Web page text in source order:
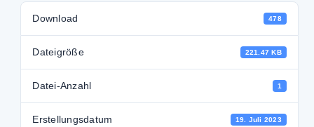
Download 478
Dateigröße 221.47 KB
Datei-Anzahl 1
Erstellungsdatum 19. Juli 2023